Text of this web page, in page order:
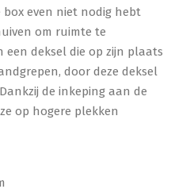
even niet nodig hebt
om ruimte te
een deksel die op zijn plaats
door deze deksel
de inkeping aan de
op hogere plekken